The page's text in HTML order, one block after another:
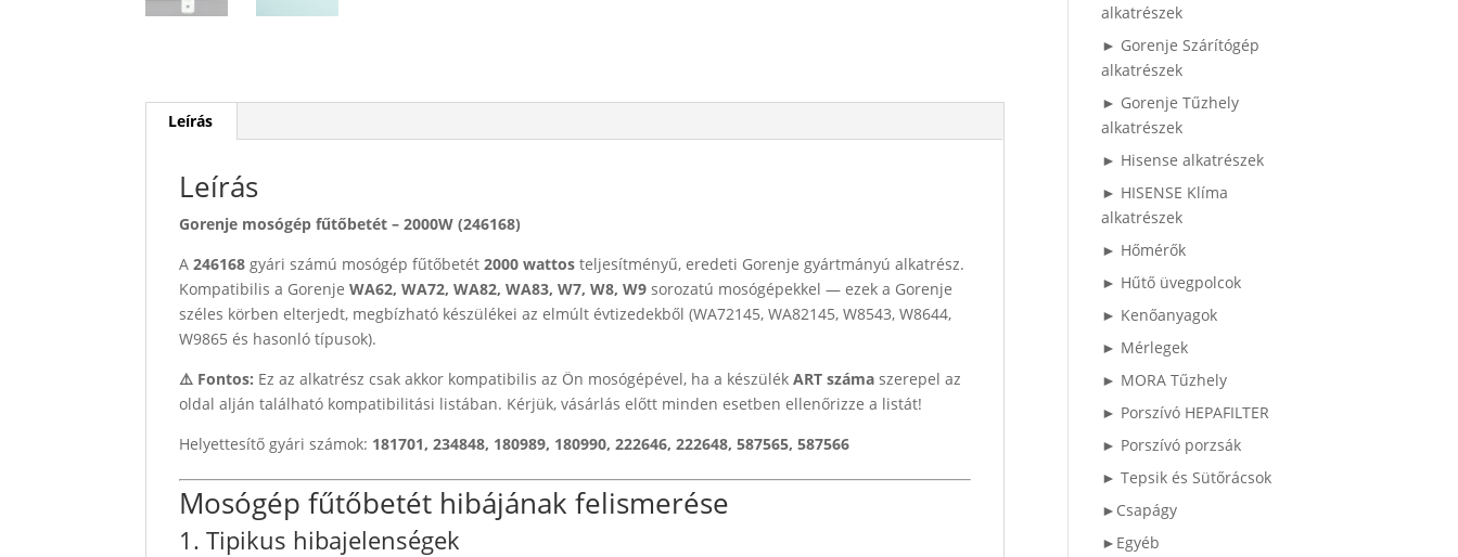
Leírás
Leírás
Gorenje mosógép fűtőbetét – 2000W (246168)
A246168 gyári számú mosógép fűtőbetét2000 wattos teljesítményű, eredeti Gorenje gyártmányú alkatrész.
Kompatibilis a GorenjeWA62, WA72, WA82, WA83, W7, W8, W9 sorozatú mosógépekkel — ezek a Gorenje
széles körben elterjedt, megbízható készülékei az elmúlt évtizedekből (WA72145, WA82145, W8543, W8644,
W9865 és hasonló típusok).
⚠️ Fontos: Ez az alkatrész csak akkor kompatibilis az Ön mosógépével, ha a készülékART száma szerepel az
oldal alján található kompatibilitási listában. Kérjük, vásárlás előtt minden esetben ellenőrizze a listát!
Helyettesítő gyári számok: 181701, 234848, 180989, 180990, 222646, 222648, 587565, 587566
Mosógép fűtőbetét hibájának felismerése
1. Tipikus hibajelenségek
alkatrészek
► Gorenje Szárítógép
alkatrészek
► Gorenje Tűzhely
alkatrészek
► Hisense alkatrészek
► HISENSE Klíma
alkatrészek
► Hőmérők
► Hűtő üvegpolcok
► Kenőanyagok
► Mérlegek
► MORA Tűzhely
► Porszívó HEPAFILTER
► Porszívó porzsák
► Tepsik és Sütőrácsok
►Csapágy
►Egyéb